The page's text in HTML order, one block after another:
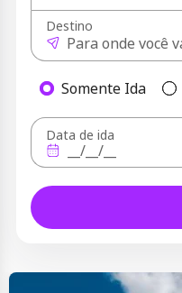
Somente Ida
Destino
Data de ida